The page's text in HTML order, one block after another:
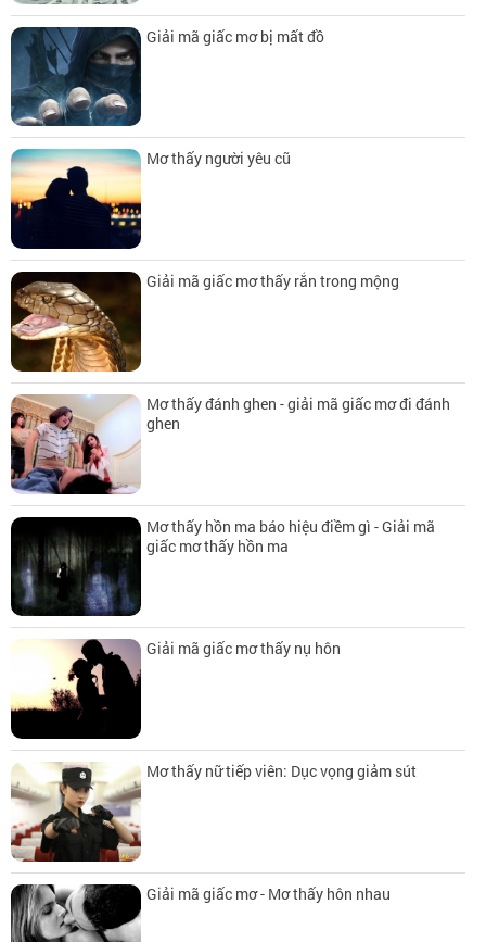
Giải mã giấc mơ bị mất đồ
Mơ thấy người yêu cũ
Giải mã giấc mơ thấy rắn trong mộng
Mơ thấy đánh ghen - giải mã giấc mơ đi đánh
ghen
Mơ thấy hồn ma báo hiệu điềm gì - Giải mã
giấc mơ thấy hồn ma
Giải mã giấc mơ thấy nụ hôn
Mơ thấy nữ tiếp viên: Dục vọng giảm sút
Giải mã giấc mơ - Mơ thấy hôn nhau